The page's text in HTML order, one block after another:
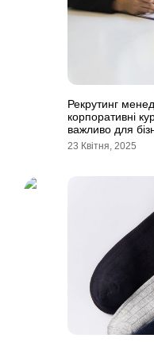
Рекрутинг
корпоративні
важливо для
23 Квітня, 2025